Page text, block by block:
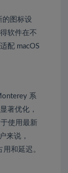
的图标设
软件在不
配 macOS
系
著优化，
使用最新
来说，
和延迟。